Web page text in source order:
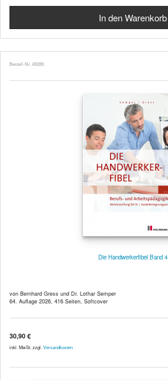
Bestell-Nr. 49289
Die Handwerkerfibel Band 4
von Bernhard Gress und Dr. Lothar Semper
64. Auflage 2026, 416 Seiten, Softcover
30,90 €
inkl. MwSt. zzgl. Versandkosten